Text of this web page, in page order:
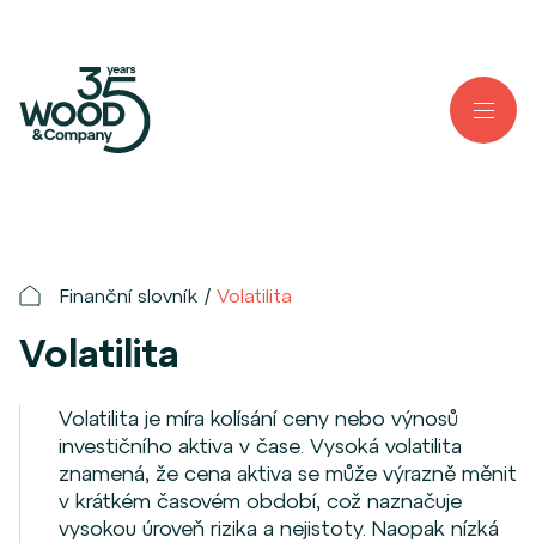
Finanční slovník Volatilita
Volatilita
Volatilita je míra kolísání ceny nebo výnosů
investičního aktiva v čase. Vysoká volatilita
znamená, že cena aktiva se může výrazně měnit
v krátkém časovém období, což naznačuje
vysokou úroveň rizika a nejistoty. Naopak nízká